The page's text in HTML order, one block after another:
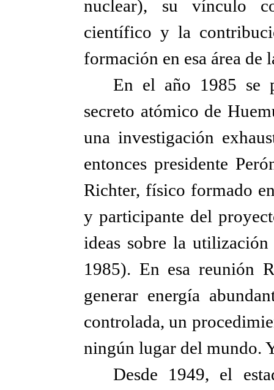
nuclear), su vínculo
científico y la
formación en esa área
En el año 1985 se
secreto atómico de
una investigación
entonces presidente
Richter, físico formado
y participante del
ideas sobre la
1985). En esa reunión
generar energía
controlada, un
ningún lugar del mundo.
Desde 1949, el